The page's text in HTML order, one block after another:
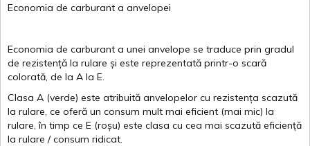
Economia de carburant a anvelopei
Economia de carburant a unei anvelope se traduce prin gradul
de rezistență la rulare și este reprezentată printr-o scară
colorată, de la A la E.
Clasa A (verde) este atribuită anvelopelor cu rezistența scazută
la rulare, ce oferă un consum mult mai eficient (mai mic) la
rulare,în timp ce E (roșu) este clasa cu cea mai scazută eficiență
la rulare /consum ridicat.